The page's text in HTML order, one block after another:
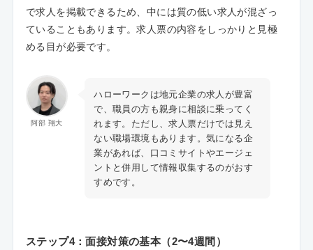
で求人を掲載できるため、中には質の低い求人が混ざっ
ていることもあります。求人票の内容をしっかりと見極
める目が必要です。
阿部 翔大
ハローワークは地元企業の求人が豊富
で、職員の方も親身に相談に乗ってく
れます。ただし、求人票だけでは見え
ない職場環境もあります。気になる企
業があれば、口コミサイトやエージェ
ントと併用して情報収集するのがおす
すめです。
ステップ4：面接対策の基本（2〜4週間）